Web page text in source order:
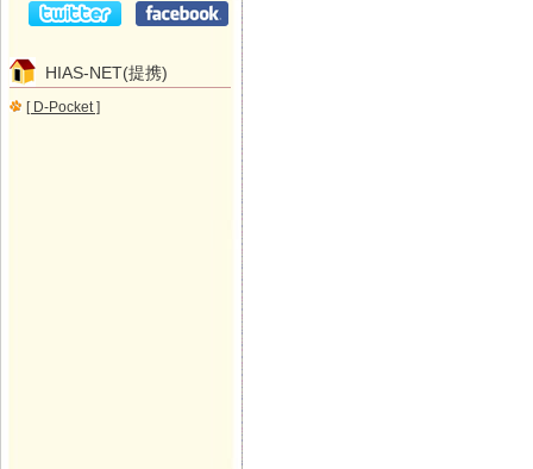
HIAS-NET(提携)
[ D-Pocket ]